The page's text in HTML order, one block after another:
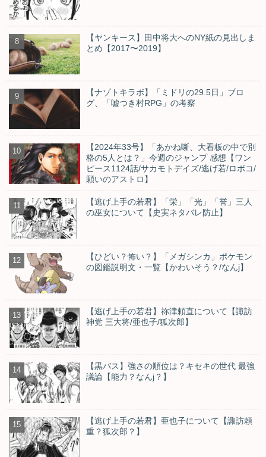
【ヤンキース】田中将大へのNY紙の見出しま
とめ【2017〜2019】
【ナゾトキラボ】「ミドリの29.5日」ブロ
グ、「嘘つき村RPG」の考察
【2024年33号】「あかね噺、大看板の中で別
格の5人とは？」今週のジャンプ 感想【ワン
ピース1124話/サカモトデイズ/逃げ若/ロボコ/
願いのアストロ】
【逃げ上手の若君】「栄」「光」「誉」三人
の巫女について【史実ネタバレ防止】
【ひどい？怖い？】「メガシンカ」ポケモン
の図鑑説明文・一覧【かわいそう？/なんj】
【逃げ上手の若君】祢津頼直について【諏訪
神党 三大将/亜也子/狐次郎】
【黒バス】強さの順位は？キセキの世代 最強
議論【能力？なんj？】
【逃げ上手の若君】亜也子について【諏訪頼
重？狐次郎？】